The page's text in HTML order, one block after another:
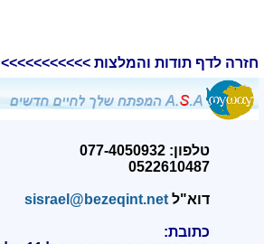
חזרה לדף תודות והמלצות >>>>>>>>>>>
טלפון: 077-4050932
0522610487
דוא"לsisrael@bezeqint.net
כתובת: